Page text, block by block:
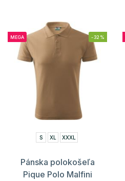
MEGA -32%
S XL XXXL
Pánska polokošeľa
Pique Polo Malfini